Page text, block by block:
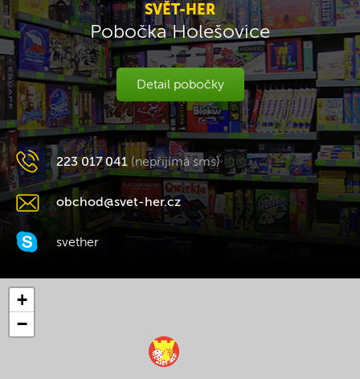
SVĚT-HER
Pobočka Holešovice
Detail pobočky
223 017 041 (nepřijímá sms)
obchod@svet-her.cz
svether
+
−